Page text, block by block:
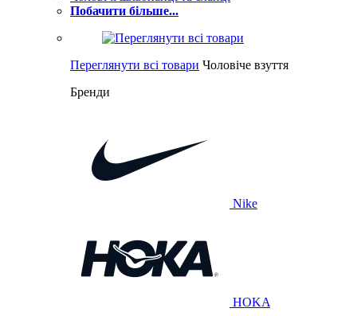
Побачити більше...
Переглянути всі товари Чоловіче взуття
Бренди
Nike
HOKA